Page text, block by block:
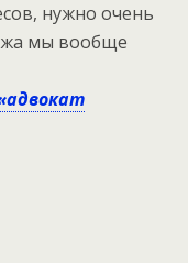
нужно очень
мы вообще